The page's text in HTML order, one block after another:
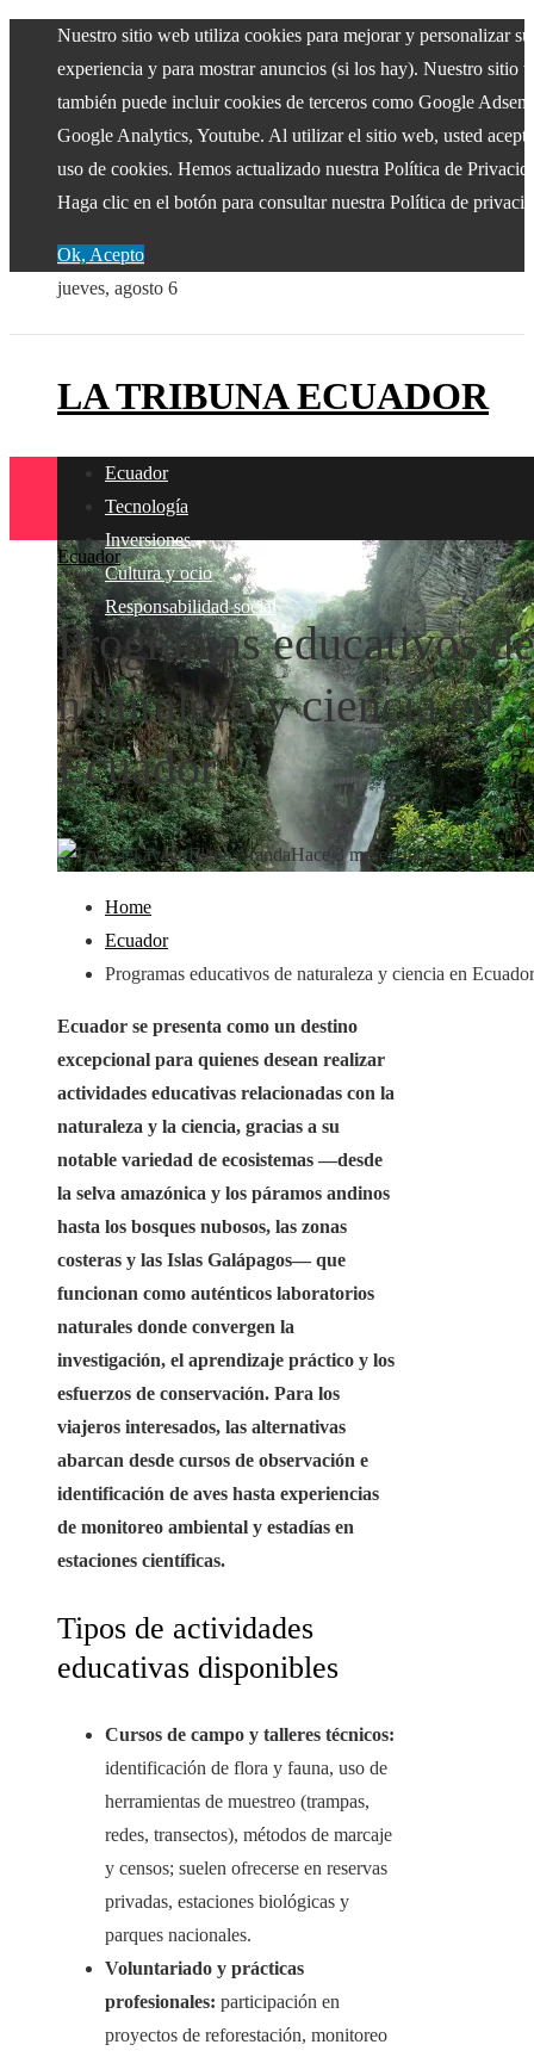
Nuestro sitio web utiliza cookies para mejorar y personalizar su
experiencia y para mostrar anuncios (si los hay). Nuestro sitio
también puede incluir cookies de terceros como Google
Google Analytics, Youtube. Al utilizar el sitio web, usted
uso de cookies. Hemos actualizado nuestra Política de
Haga clic en el botón para consultar nuestra Política de
Ok, Acepto
jueves, agosto 6
LA TRIBUNA ECUADOR
Ecuador
Tecnología
Inversiones
Cultura y ocio
Responsabilidad social
Ecuador
Programas educativos de
naturaleza y ciencia en
Ecuador
Elena ArandaHace 3 mesesHace 3 meses
Home
Ecuador
Programas educativos de naturaleza y ciencia en Ecuador
Ecuador se presenta como un destino
excepcional para quienes desean realizar
actividades educativas relacionadas con la
naturaleza y la ciencia, gracias a su
notable variedad de ecosistemas —desde
la selva amazónica y los páramos andinos
hasta los bosques nubosos, las zonas
costeras y las Islas Galápagos— que
funcionan como auténticos laboratorios
naturales donde convergen la
investigación, el aprendizaje práctico y los
esfuerzos de conservación. Para los
viajeros interesados, las alternativas
abarcan desde cursos de observación e
identificación de aves hasta experiencias
de monitoreo ambiental y estadías en
estaciones científicas.
Tipos de actividades
educativas disponibles
Cursos de campo y talleres técnicos:
identificación de flora y fauna, uso de
herramientas de muestreo (trampas,
redes, transectos), métodos de marcaje
y censos; suelen ofrecerse en reservas
privadas, estaciones biológicas y
parques nacionales.
Voluntariado y prácticas
profesionales: participación en
proyectos de reforestación, monitoreo